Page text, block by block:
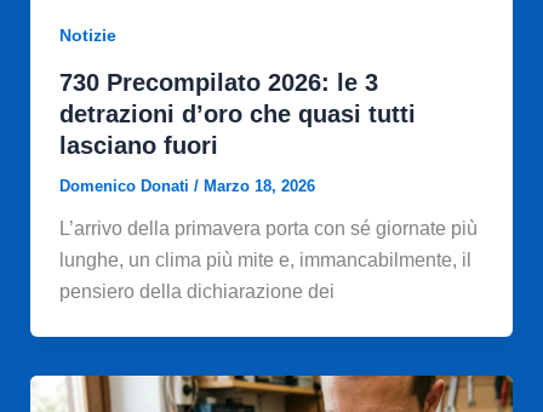
Notizie
730 Precompilato 2026: le 3
detrazioni d’oro che quasi tutti
lasciano fuori
Domenico Donati / Marzo 18, 2026
L’arrivo della primavera porta con sé giornate più
lunghe, un clima più mite e, immancabilmente, il
pensiero della dichiarazione dei